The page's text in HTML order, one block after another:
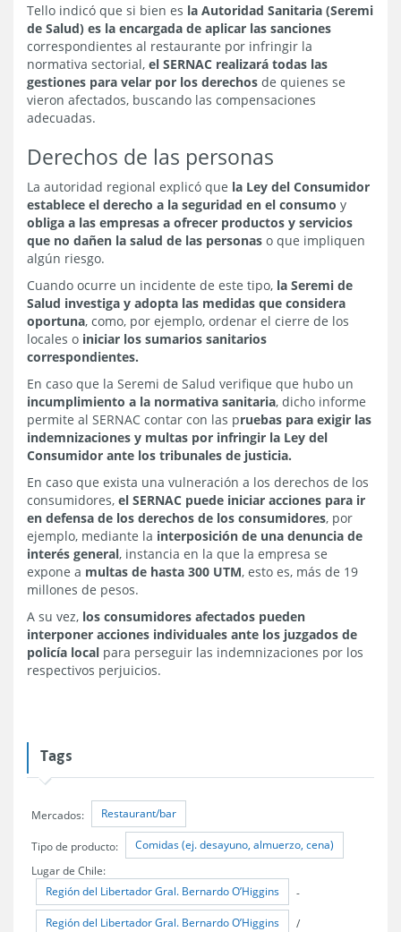
Tello indicó que si bien es la Autoridad Sanitaria (Seremi
de Salud) es la encargada de aplicar las sanciones
correspondientes al restaurante por infringir la
normativa sectorial, el SERNAC realizará todas las
gestiones para velar por los derechos de quienes se
vieron afectados, buscando las compensaciones
adecuadas.
Derechos de las personas
La autoridad regional explicó que la Ley del Consumidor
establece el derecho a la seguridad en el consumo y
obliga a las empresas a ofrecer productos y servicios
que no dañen la salud de las personas o que impliquen
algún riesgo.
Cuando ocurre un incidente de este tipo, la Seremi de
Salud investiga y adopta las medidas que considera
oportuna, como, por ejemplo, ordenar el cierre de los
locales o iniciar los sumarios sanitarios
correspondientes.
En caso que la Seremi de Salud verifique que hubo un
incumplimiento a la normativa sanitaria, dicho informe
permite al SERNAC contar con las pruebas para exigir las
indemnizaciones y multas por infringir la Ley del
Consumidor ante los tribunales de justicia.
En caso que exista una vulneración a los derechos de los
consumidores, el SERNAC puede iniciar acciones para ir
en defensa de los derechos de los consumidores, por
ejemplo, mediante la interposición de una denuncia de
interés general, instancia en la que la empresa se
expone a multas de hasta 300 UTM, esto es, más de 19
millones de pesos.
A su vez, los consumidores afectados pueden
interponer acciones individuales ante los juzgados de
policía local para perseguir las indemnizaciones por los
respectivos perjuicios.
Tags
Mercados: Restaurant/bar
Tipo de producto: Comidas (ej. desayuno, almuerzo, cena)
Lugar de Chile:
Región del Libertador Gral. Bernardo O’Higgins -
Región del Libertador Gral. Bernardo O’Higgins /